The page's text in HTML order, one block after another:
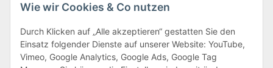
Klagenfurter Straße 29
Wie wir Cookies & Co nutzen
Durch Klicken auf „Alle akzeptieren“ gestatten Sie den
Einsatz folgender Dienste auf unserer Website: YouTube,
Vimeo, Google Analytics, Google Ads, Google Tag